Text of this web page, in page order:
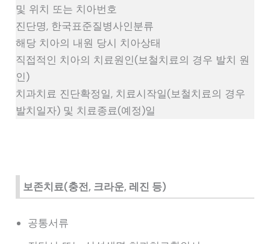
및 위치 또는 치아번호
진단명, 한국표준질병사인분류
해당 치아의 내원 당시 치아상태
직접적인 치아의 치료원인(보철치료의 경우 발치 원
인)
치과치료 진단확정일, 치료시작일(보철치료의 경우
발치일자) 및 치료종료(예정)일
보존치료(충전, 크라운, 레진 등)
공통서류